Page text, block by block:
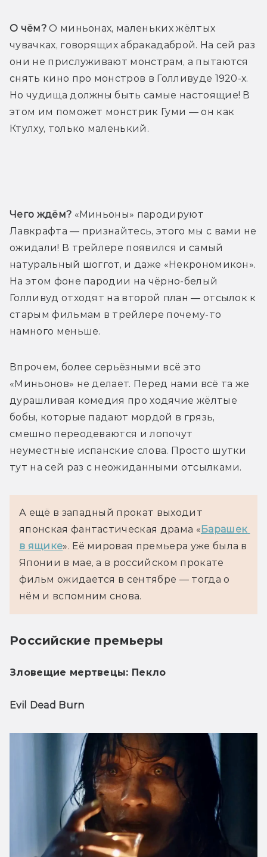
О чём? О миньонах, маленьких жёлтых
чувачках, говорящих абракадаброй. На сей раз
они не прислуживают монстрам, а пытаются
снять кино про монстров в Голливуде 1920-х.
Но чудища должны быть самые настоящие! В
этом им поможет монстрик Гуми — он как
Ктулху, только маленький.
Чего ждём? «Миньоны» пародируют
Лавкрафта — признайтесь, этого мы с вами не
ожидали! В трейлере появился и самый
натуральный шоггот, и даже «Некрономикон».
На этом фоне пародии на чёрно-белый
Голливуд отходят на второй план — отсылок к
старым фильмам в трейлере почему-то
намного меньше.
Впрочем, более серьёзными всё это
«Миньонов» не делает. Перед нами всё та же
дурашливая комедия про ходячие жёлтые
бобы, которые падают мордой в грязь,
смешно переодеваются и лопочут
неуместные испанские слова. Просто шутки
тут на сей раз с неожиданными отсылками.
А ещё в западный прокат выходит
японская фантастическая драма « Барашек
в ящике». Её мировая премьера уже была в
Японии в мае, а в российском прокате
фильм ожидается в сентябре — тогда о
нём и вспомним снова.
Российские премьеры
Зловещие мертвецы: Пекло
Evil Dead Burn